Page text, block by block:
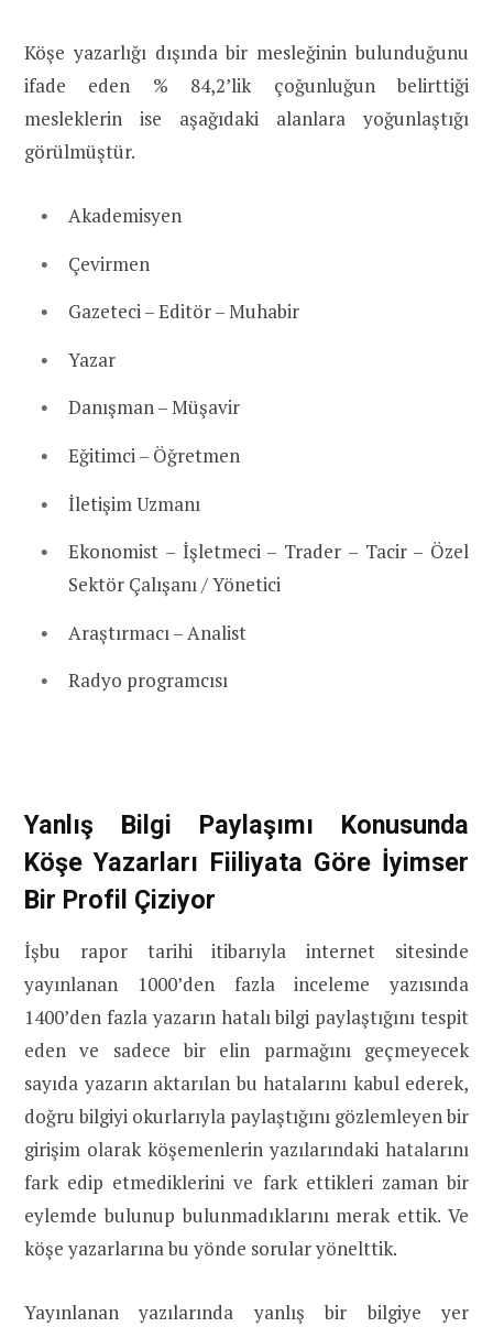
Köşe yazarlığı dışında bir mesleğinin bulunduğunu
ifade eden % 84,2’lik çoğunluğun belirttiği
mesleklerin ise aşağıdaki alanlara yoğunlaştığı
görülmüştür.
Akademisyen
Çevirmen
Gazeteci – Editör – Muhabir
Yazar
Danışman – Müşavir
Eğitimci – Öğretmen
İletişim Uzmanı
Ekonomist – İşletmeci – Trader – Tacir – Özel
Sektör Çalışanı / Yönetici
Araştırmacı – Analist
Radyo programcısı
Yanlış Bilgi Paylaşımı Konusunda
Köşe Yazarları Fiiliyata Göre İyimser
Bir Profil Çiziyor
İşbu rapor tarihi itibarıyla internet sitesinde
yayınlanan 1000’den fazla inceleme yazısında
1400’den fazla yazarın hatalı bilgi paylaştığını tespit
eden ve sadece bir elin parmağını geçmeyecek
sayıda yazarın aktarılan bu hatalarını kabul ederek,
doğru bilgiyi okurlarıyla paylaştığını gözlemleyen bir
girişim olarak köşemenlerin yazılarındaki hatalarını
fark edip etmediklerini ve fark ettikleri zaman bir
eylemde bulunup bulunmadıklarını merak ettik. Ve
köşe yazarlarına bu yönde sorular yönelttik.
Yayınlanan yazılarında yanlış bir bilgiye yer